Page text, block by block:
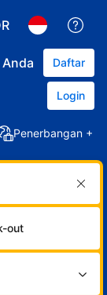
Daftar
Login
Penerbangan +
out